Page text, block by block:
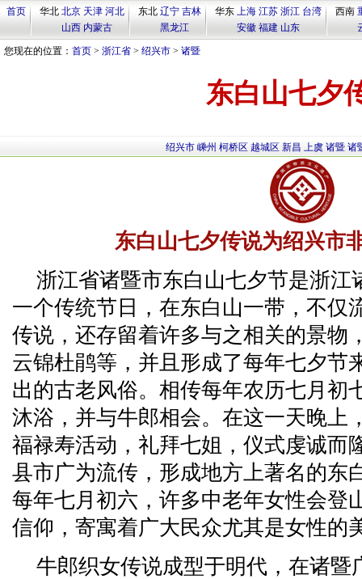
首页 华北 北京 天津 河北
山西 内蒙古
东北 辽宁 吉林
黑龙江
华东 上海 江苏 浙江 台湾
安徽 福建 山东
西南
您现在的位置： 首页 > 浙江省 > 绍兴市 > 诸暨
东白山七夕
绍兴市 嵊州 柯桥区 越城区 新昌 上虞 诸暨 诸
东白山七夕传说为绍兴市
浙江省诸暨市东白山七夕节是浙江
一个传统节日，在东白山一带，不仅
传说，还存留着许多与之相关的景物
云锦杜鹃等，并且形成了每年七夕节
出的古老风俗。相传每年农历七月初
沐浴，并与牛郎相会。在这一天晚上
福禄寿活动，礼拜七姐，仪式虔诚而
县市广为流传，形成地方上著名的东
每年七月初六，许多中老年女性会登
信仰，寄寓着广大民众尤其是女性的
牛郎织女传说成型于明代，在诸暨